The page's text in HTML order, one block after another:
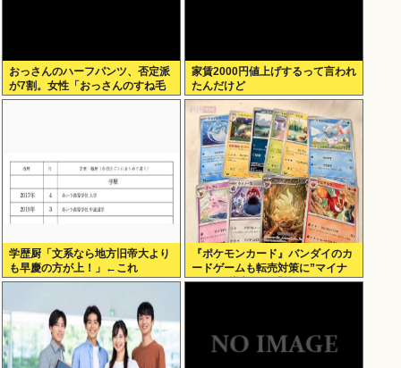
おっさんのハーフパンツ、否定派
が7割。女性「おっさんのすね毛
なんて見たくないじゃないですか
家賃2000円値上げするって言われ
たんだけど
学歴厨「文系なら地方旧帝大より
も早慶の方が上！」←これ
『ポケモンカード』バンダイのカ
ードゲームも転売対策に”マイナ
ンバー”導入開始「効果テキメ